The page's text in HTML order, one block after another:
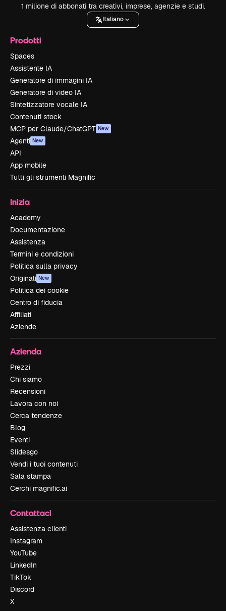
1 milione di abbonati tra creativi, imprese, agenzie e studi.
Italiano
Prodotti
Spaces
Assistente IA
Generatore di immagini IA
Generatore di video IA
Sintetizzatore vocale IA
Contenuti stock
MCP per Claude/ChatGPT New
Agenti New
API
App mobile
Tutti gli strumenti Magnific
Inizia
Academy
Documentazione
Assistenza
Termini e condizioni
Politica sulla privacy
Originali New
Politica dei cookie
Centro di fiducia
Affiliati
Aziende
Azienda
Prezzi
Chi siamo
Recensioni
Lavora con noi
Cerca tendenze
Blog
Eventi
Slidesgo
Vendi i tuoi contenuti
Sala stampa
Cerchi magnific.ai
Contattaci
Assistenza clienti
Instagram
YouTube
LinkedIn
TikTok
Discord
X